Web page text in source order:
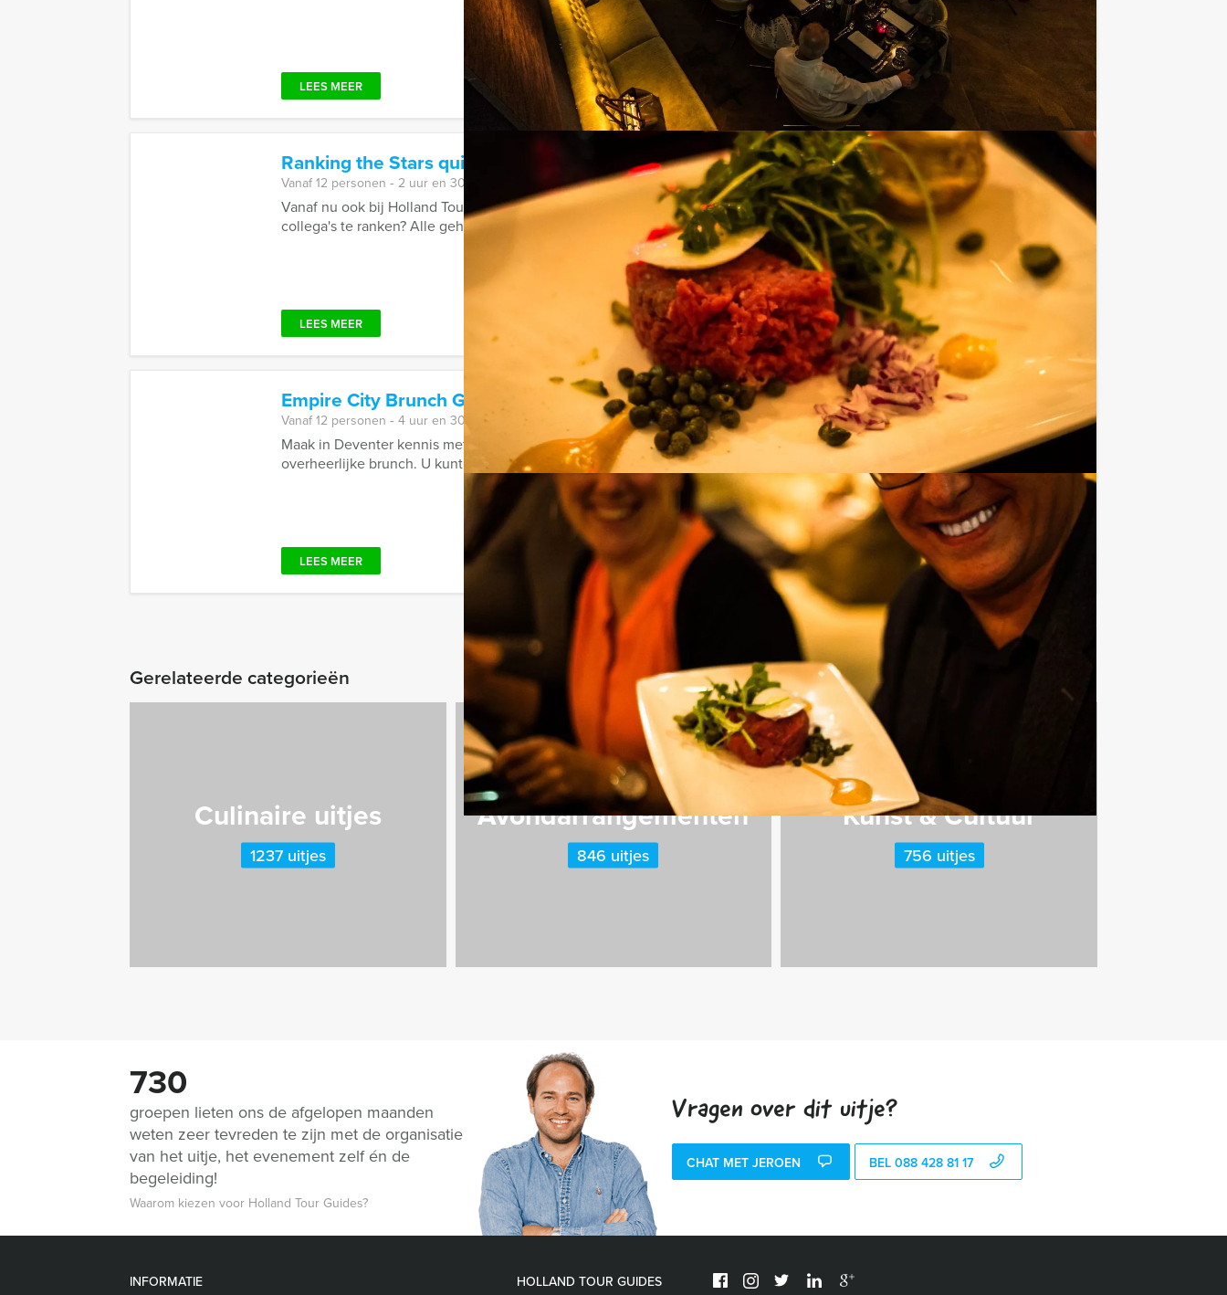
LEES MEER Favoriet
Ranking the Stars quiz Alkmaar Vanaf € 27,50p.p. excl. BTW
Vanaf 12 personen ‐ 2 uur en 30 minuten
Vanaf nu ook bij Holland Tour Guides te boeken; de hilarische Ranking the Stars quiz! Bent u klaar om uw vrienden of
collega's te ranken? Alle geheimen zullen bloot komen ...
LEES MEER
Empire City Brunch Game in Deventer Vanaf€ 62,50
Vanaf 12 personen ‐ 4 uur en 30 minuten
Maak in Deventer kennis met de Empire City Brunch game. Een hypermodern, virtueel GPS spel in combinatie met een
overheerlijke brunch. U kunt kiezen voor het Empire City ...
LEES MEER Favoriet
Gerelateerde categorieën
Culinaire uitjes
1237 uitjes
Avondarrangementen
846 uitjes
Kunst & Cultuur
756 uitjes
730
groepen lieten ons de afgelopen maanden
weten zeer tevreden te zijn met de organisatie
van het uitje, het evenement zelf én de
begeleiding!
Waarom kiezen voor Holland Tour Guides?
Vragen over dit uitje?
CHAT MET JEROEN BEL 088 428 81 17
INFORMATIE HOLLAND TOUR GUIDES